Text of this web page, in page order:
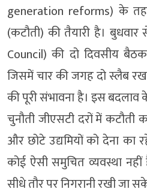
generation reforms) के
(कटौती) की तैयारी है।
Council) की दो दिवसीय
जिसमें चार की जगह दो स्लैब
की पूरी संभावना है। इस
चुनौती जीएसटी दरों में
और छोटे उद्यमियों को देना का
कोई ऐसी समुचित व्यवस्था
सीधे तौर पर निगरानी रखी जा